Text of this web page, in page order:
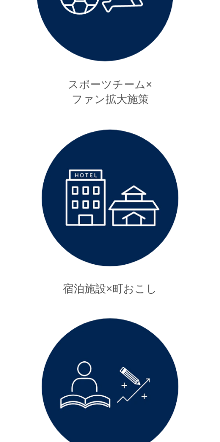
スポーツチーム×
ファン拡大施策
宿泊施設×町おこし